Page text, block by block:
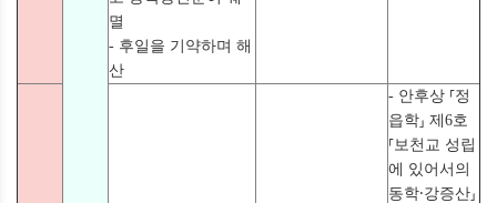
멸
- 후일을 기약하며 해
산
- 안후상 ⸢정
읍학⸥ 제6호
⸢보천교 성립
에 있어서의
동학⸱강증산⸥